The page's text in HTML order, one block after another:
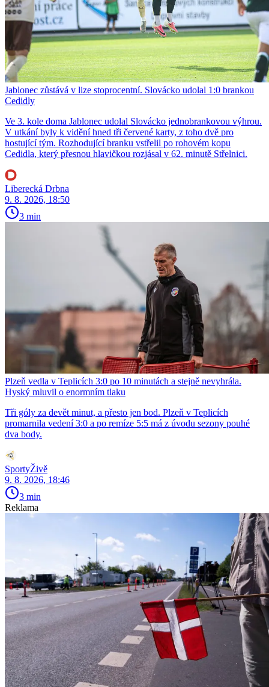
Jablonec zůstává v lize stoprocentní. Slovácko udolal 1:0 brankou
Cedidly
Ve 3. kole doma Jablonec udolal Slovácko jednobrankovou výhrou.
V utkání byly k vidění hned tři červené karty, z toho dvě pro
hostující tým. Rozhodující branku vstřelil po rohovém kopu
Cedidla, který přesnou hlavičkou rozjásal v 62. minutě Střelnici.
Liberecká Drbna
9. 8. 2026, 18:50
3 min
Plzeň vedla v Teplicích 3:0 po 10 minutách a stejně nevyhrála.
Hyský mluvil o enormním tlaku
Tři góly za devět minut, a přesto jen bod. Plzeň v Teplicích
promarnila vedení 3:0 a po remíze 5:5 má z úvodu sezony pouhé
dva body.
SportyŽivě
9. 8. 2026, 18:46
3 min
Reklama